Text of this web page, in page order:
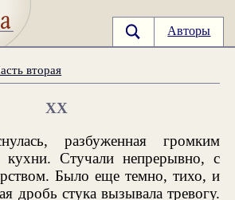
Авторы
вторая
XX
разбуженная громким
кухни. Стучали непрерывно, с
Было еще темно, тихо, и
дробь стука вызывала тревогу.